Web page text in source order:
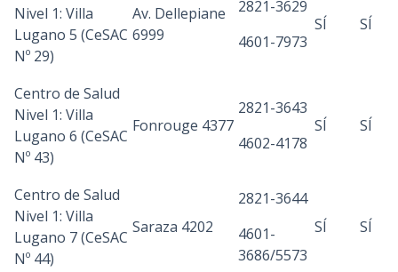
Nivel 1: Villa
Lugano 5 (CeSAC
Nº 29)
Av. Dellepiane
6999
2821-3629
4601-7973
SÍ SÍ
Centro de Salud
Nivel 1: Villa
Lugano 6 (CeSAC
Nº 43)
Fonrouge 4377
2821-3643
4602-4178
SÍ SÍ
Centro de Salud
Nivel 1: Villa
Lugano 7 (CeSAC
Nº 44)
Saraza 4202
2821-3644
4601-
3686/5573
SÍ SÍ